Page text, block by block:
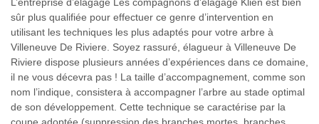
L’entreprise d’élagage Les compagnons d'élagage Klien est bien
sûr plus qualifiée pour effectuer ce genre d’intervention en
utilisant les techniques les plus adaptés pour votre arbre à
Villeneuve De Riviere. Soyez rassuré, élagueur à Villeneuve De
Riviere dispose plusieurs années d’expériences dans ce domaine,
il ne vous décevra pas ! La taille d’accompagnement, comme son
nom l’indique, consistera à accompagner l’arbre au stade optimal
de son développement. Cette technique se caractérise par la